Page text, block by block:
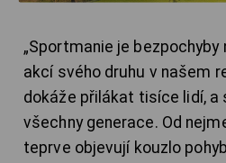
„Sportmanie je
akcí svého druhu v našem
dokáže přilákat tisíce lidí, a
všechny generace. Od
teprve objevují kouzlo